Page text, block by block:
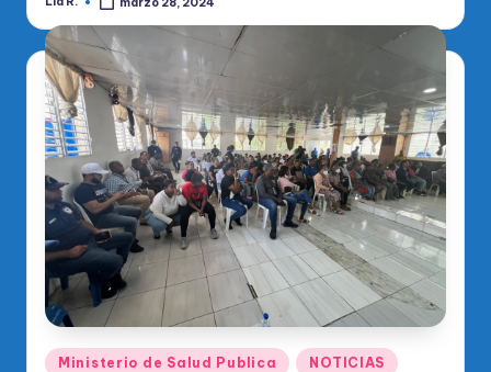
Publicado
Publicado
Ministerio de Salud Publica NOTICIAS